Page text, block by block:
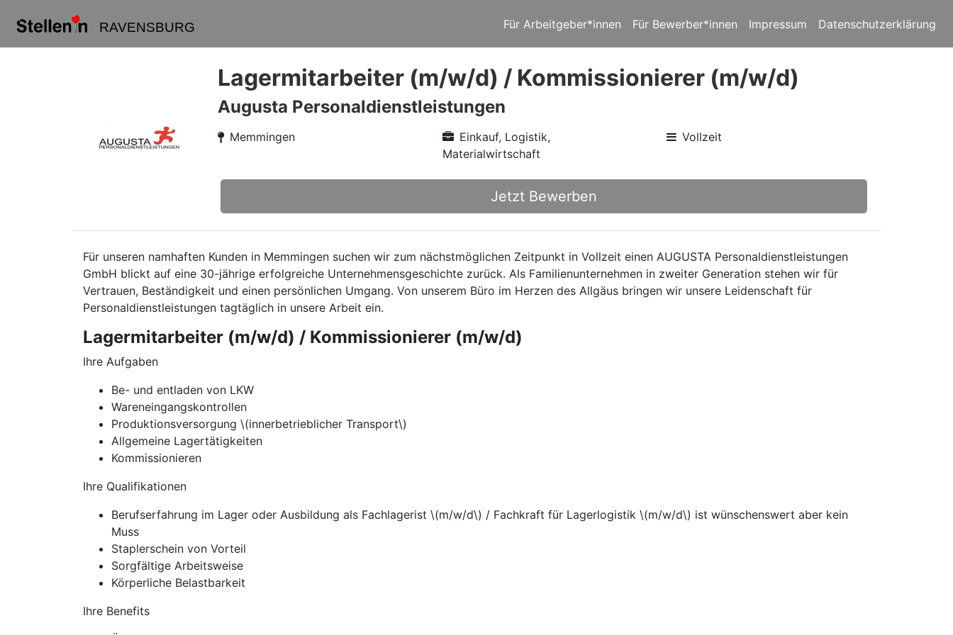
RAVENSBURG Für Arbeitgeber*innen Für Bewerber*innen Impressum Datenschutzerklärung
Lagermitarbeiter (m/w/d) / Kommissionierer (m/w/d)
Augusta Personaldienstleistungen
Memmingen
Einkauf, Logistik,
Materialwirtschaft
Vollzeit
Jetzt Bewerben
Für unseren namhaften Kunden in Memmingen suchen wir zum nächstmöglichen Zeitpunkt in Vollzeit einen AUGUSTA Personaldienstleistungen
GmbH blickt auf eine 30-jährige erfolgreiche Unternehmensgeschichte zurück. Als Familienunternehmen in zweiter Generation stehen wir für
Vertrauen, Beständigkeit und einen persönlichen Umgang. Von unserem Büro im Herzen des Allgäus bringen wir unsere Leidenschaft für
Personaldienstleistungen tagtäglich in unsere Arbeit ein.
Lagermitarbeiter (m/w/d) / Kommissionierer (m/w/d)
Ihre Aufgaben
Be- und entladen von LKW
Wareneingangskontrollen
Produktionsversorgung \(innerbetrieblicher Transport\)
Allgemeine Lagertätigkeiten
Kommissionieren
Ihre Qualifikationen
Berufserfahrung im Lager oder Ausbildung als Fachlagerist \(m/w/d\) / Fachkraft für Lagerlogistik \(m/w/d\) ist wünschenswert aber kein
Muss
Staplerschein von Vorteil
Sorgfältige Arbeitsweise
Körperliche Belastbarkeit
Ihre Benefits